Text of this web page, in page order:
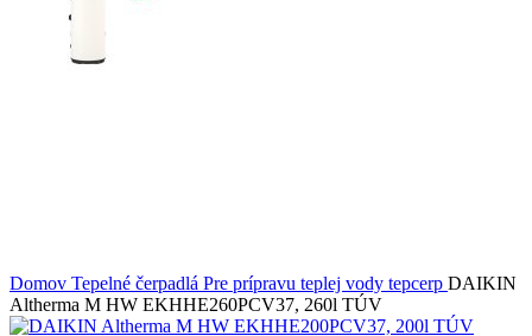
Domov Tepelné čerpadlá Pre prípravu teplej vody tepcerp DAIKIN
Altherma M HW EKHHE260PCV37, 260l TÚV